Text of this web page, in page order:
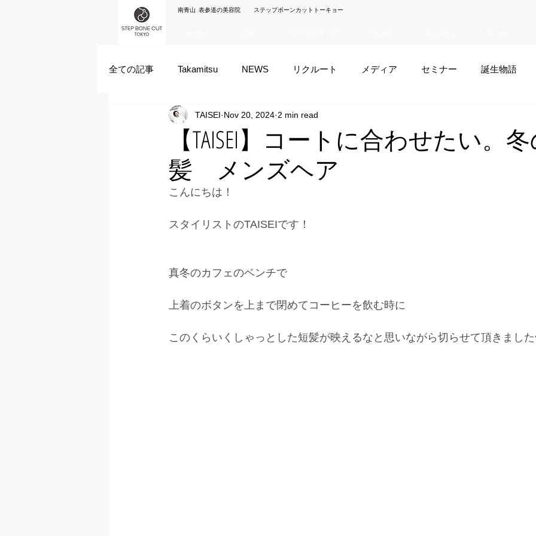
南青山 表参道の美容院 ステップボーンカットトーキョー
全ての記事 Takamitsu NEWS リクルート メディア セミナー 誕生物語
Akane Kanda HAYATO 夏菜 TAISEI
ズシヒロヤ 竹原拓摩 お笑い
【TAISEI】コートに合わせたい。
髪 メンズヘア
TAISEI Nov 20, 2024 2 min read
こんにちは！
スタイリストのTAISEIです！
真冬のカフェのベンチで
上着のボタンを上まで閉めてコーヒーを飲む時に
このくらいくしゃっとした短髪が映えるなと思いながら切らせて頂きました